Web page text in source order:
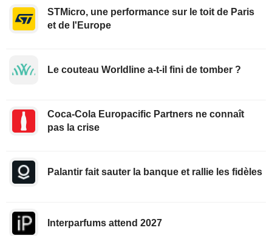
STMicro, une performance sur le toit de Paris
et de l'Europe
Le couteau Worldline a-t-il fini de tomber ?
Coca-Cola Europacific Partners ne connaît
pas la crise
Palantir fait sauter la banque et rallie les fidèles
Interparfums attend 2027